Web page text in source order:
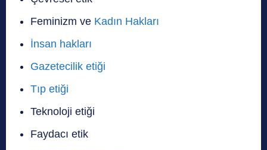
Feminizm ve Kadın Hakları
İnsan hakları
Gazetecilik etiği
Tıp etiği
Teknoloji etiği
Faydacı etik